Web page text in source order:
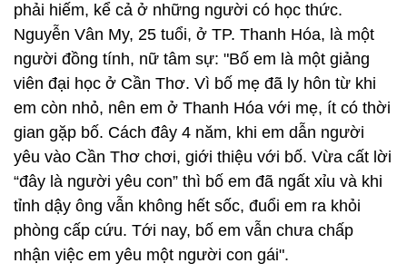
phải hiếm, kể cả ở những người có học thức.
Nguyễn Vân My, 25 tuổi, ở TP. Thanh Hóa, là một
người đồng tính, nữ tâm sự: "Bố em là một giảng
viên đại học ở Cần Thơ. Vì bố mẹ đã ly hôn từ khi
em còn nhỏ, nên em ở Thanh Hóa với mẹ, ít có thời
gian gặp bố. Cách đây 4 năm, khi em dẫn người
yêu vào Cần Thơ chơi, giới thiệu với bố. Vừa cất lời
“đây là người yêu con” thì bố em đã ngất xỉu và khi
tỉnh dậy ông vẫn không hết sốc, đuổi em ra khỏi
phòng cấp cứu. Tới nay, bố em vẫn chưa chấp
nhận việc em yêu một người con gái".